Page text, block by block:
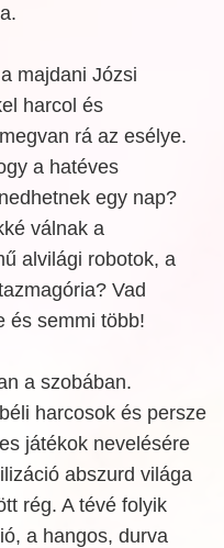
majdani Józsi
harcol és
rá az esélye.
a hatéves
egy nap?
válnak a
alvilági robotok, a
Vad
és semmi több!
a szobában.
harcosok és persze
játékok nevelésére
abszurd világa
rég. A tévé folyik
a hangos, durva